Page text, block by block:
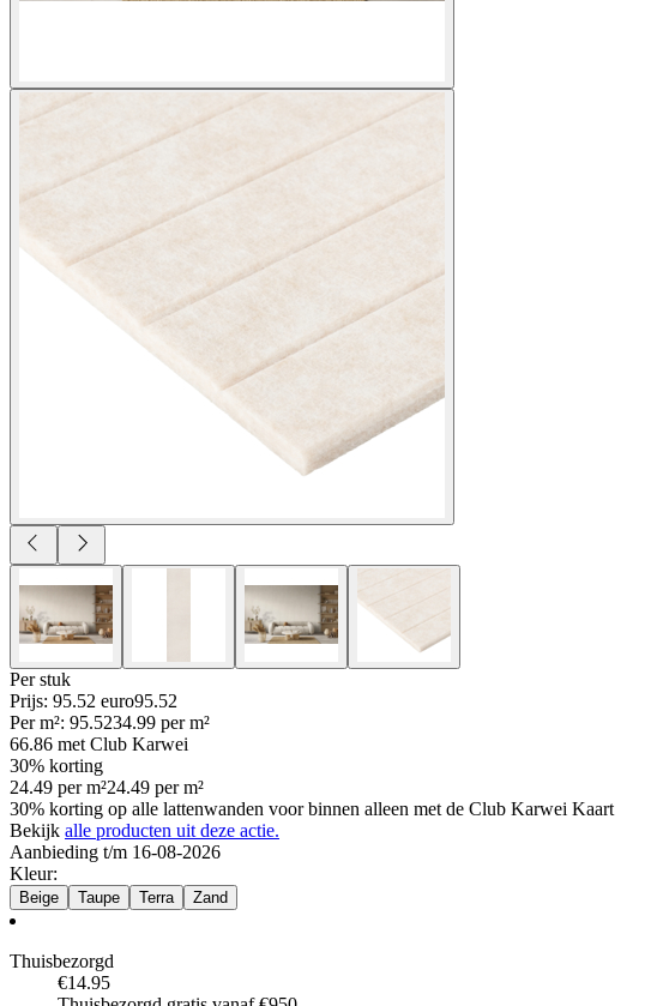
Per stuk
Prijs: 95.52 euro95.52
Per m²: 95.5234.99 per m²
66.86 met Club Karwei
30% korting
24.49 per m²24.49 per m²
30% korting op alle lattenwanden voor binnen alleen met de Club Karwei Kaart
Bekijk alle producten uit deze actie.
Aanbieding t/m 16-08-2026
Kleur:
Beige Taupe Terra Zand
Thuisbezorgd
€14.95